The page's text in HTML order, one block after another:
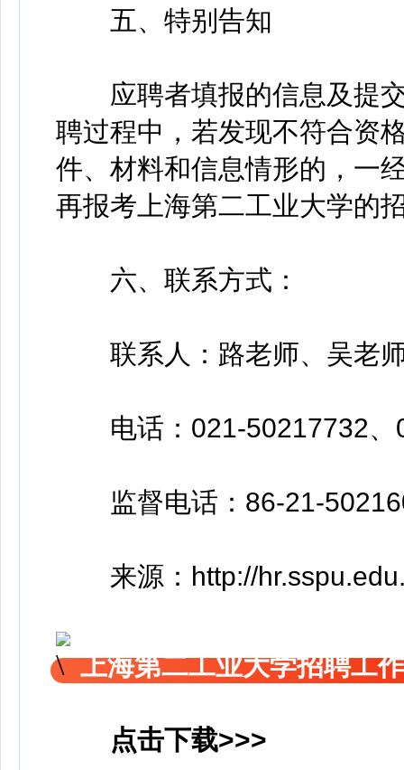
五、特别告知
应聘者填报的信息及提交
聘过程中，若发现不符合资
件、材料和信息情形的，一
再报考上海第二工业大学的
六、联系方式：
联系人：路老师、吴老
电话：021-50217732、
监督电话：86-21-
来源：http://
上海第二工业大学招聘工
点击下载>>>